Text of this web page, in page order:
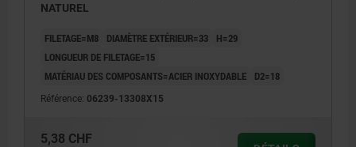
NATUREL
FILETAGE=M8 DIAMÈTRE EXTÉRIEUR=33
H=29
LONGUEUR DE FILETAGE=15
MATÉRIAU DES COMPOSANTS=ACIER INOXYDABLE
D2=18
Référence: 06239-13308X15
5,38 CHF